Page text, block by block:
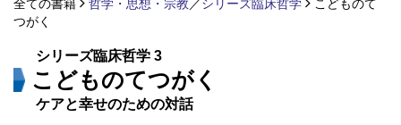
の神秘を探る
レーザーとプラズマと粒子ビーム
近代日本にお
ける企業家の諸系譜
全ての書籍 哲学・思想・宗教 ／シリーズ臨床哲学
こどものて
つがく
シリーズ臨床哲学 3
こどものてつがく
ケアと幸せのための対話